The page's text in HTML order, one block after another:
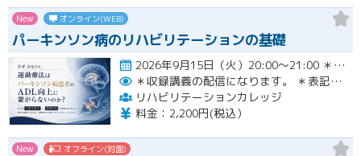
New オンライン(WEB)
パーキンソン病のリハビリテーションの基礎
2026年9月15日（火）20:00〜21:00 ＊収録講義の配信になります。 ＊表記された日時に限定して…開催
＊収録講義の配信になります。
＊表記された日時に限定して配信します。
リハビリテーションカレッジ
料金：2,200円(税込）
New オフライン(対面)